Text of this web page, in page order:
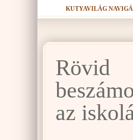
KUTYAVILÁG
Rövid
az